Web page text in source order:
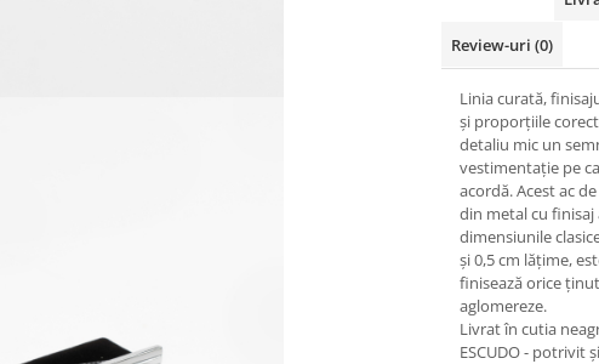
Review-uri (0)
Linia curată,
și proporțiile
detaliu mic un
vestimentație pe
acordă. Acest ac
din metal cu finisaj
dimensiunile
și 0,5 cm lățime,
finisează orice
aglomereze.
Livrat în cutia
ESCUDO - potrivit